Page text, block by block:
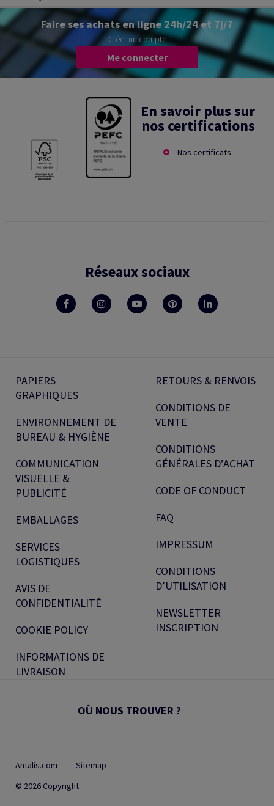
Faire ses achats en ligne 24h/24 et 7j/7
Créer un compte
Me connecter
En savoir plus sur
nos certifications
Nos certificats
Réseaux sociaux
PAPIERS
GRAPHIQUES
ENVIRONNEMENT DE
BUREAU & HYGIÈNE
COMMUNICATION
VISUELLE &
PUBLICITÉ
EMBALLAGES
SERVICES
LOGISTIQUES
AVIS DE
CONFIDENTIALITÉ
COOKIE POLICY
INFORMATIONS DE
LIVRAISON
RETOURS & RENVOIS
CONDITIONS DE
VENTE
CONDITIONS
GÉNÉRALES D’ACHAT
CODE OF CONDUCT
FAQ
IMPRESSUM
CONDITIONS
D’UTILISATION
NEWSLETTER
INSCRIPTION
OÙ NOUS TROUVER ?
Antalis.com
Sitemap
© 2026 Copyright